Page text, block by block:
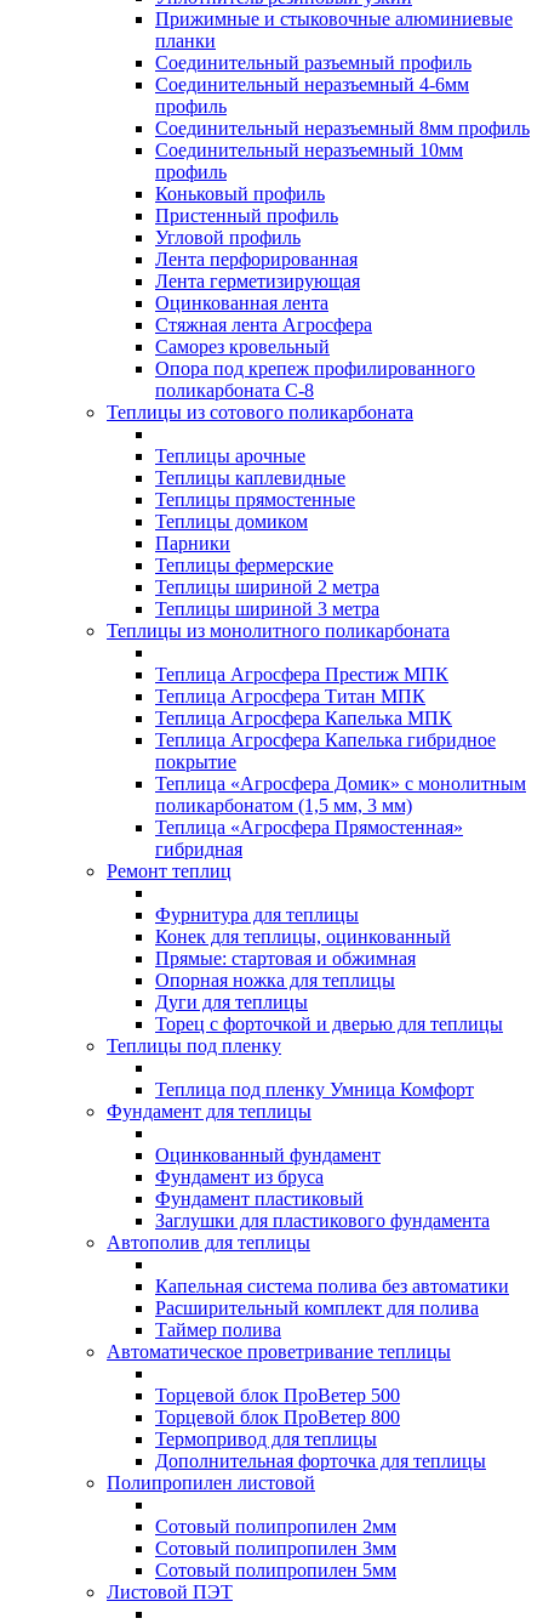
Прижимные и стыковочные алюминиевые
планки
Соединительный разъемный профиль
Соединительный неразъемный 4-6мм
профиль
Соединительный неразъемный 8мм профиль
Соединительный неразъемный 10мм
профиль
Коньковый профиль
Пристенный профиль
Угловой профиль
Лента перфорированная
Лента герметизирующая
Оцинкованная лента
Стяжная лента Агросфера
Саморез кровельный
Опора под крепеж профилированного
поликарбоната С-8
Теплицы из сотового поликарбоната
Теплицы арочные
Теплицы каплевидные
Теплицы прямостенные
Теплицы домиком
Парники
Теплицы фермерские
Теплицы шириной 2 метра
Теплицы шириной 3 метра
Теплицы из монолитного поликарбоната
Теплица Агросфера Престиж МПК
Теплица Агросфера Титан МПК
Теплица Агросфера Капелька МПК
Теплица Агросфера Капелька гибридное
покрытие
Теплица «Агросфера Домик» с монолитным
поликарбонатом (1,5 мм, 3 мм)
Теплица «Агросфера Прямостенная»
гибридная
Ремонт теплиц
Фурнитура для теплицы
Конек для теплицы, оцинкованный
Прямые: стартовая и обжимная
Опорная ножка для теплицы
Дуги для теплицы
Торец с форточкой и дверью для теплицы
Теплицы под пленку
Теплица под пленку Умница Комфорт
Фундамент для теплицы
Оцинкованный фундамент
Фундамент из бруса
Фундамент пластиковый
Заглушки для пластикового фундамента
Автополив для теплицы
Капельная система полива без автоматики
Расширительный комплект для полива
Таймер полива
Автоматическое проветривание теплицы
Торцевой блок ПроВетер 500
Торцевой блок ПроВетер 800
Термопривод для теплицы
Дополнительная форточка для теплицы
Полипропилен листовой
Сотовый полипропилен 2мм
Сотовый полипропилен 3мм
Сотовый полипропилен 5мм
Листовой ПЭТ